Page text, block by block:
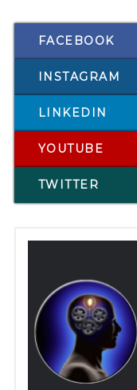
FACEBOOK
INSTAGRAM
LINKEDIN
YOUTUBE
TWITTER